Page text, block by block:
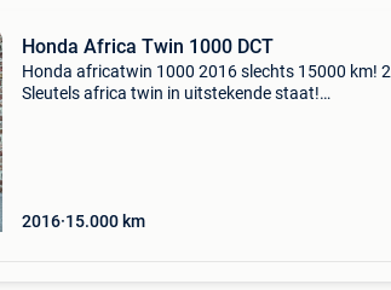
Honda Africa Twin 1000 DCT
Honda africatwin 1000 2016 slechts 15000 km! 2
Sleutels africa twin in uitstekende staat!
2016 15.000 km